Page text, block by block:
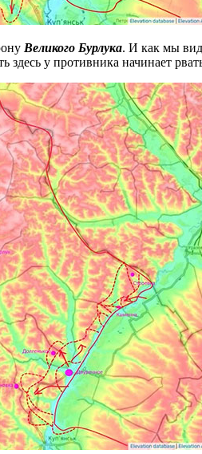
Великого Бурлука. И как мы
у противника начинает